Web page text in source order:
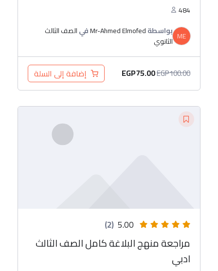
484
ME بواسطةMr-Ahmed Elmofedفيالصف الثالث
الثانوي
EGP100.00
EGP75.00 إضافة إلى السلة
5.00
(2)
مراجعة منهج البلاغة كامل الصف الثالث
ادبي